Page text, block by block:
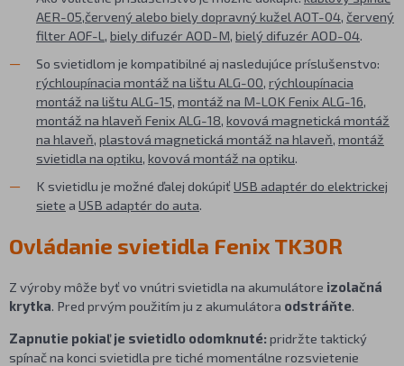
AER-05,červený alebo biely dopravný kužel AOT-04, červený
filter AOF-L , biely difuzér AOD-M, bielý difuzér AOD-04.
So svietidlom je kompatibilné aj nasledujúce príslušenstvo:
rýchloupínacia montáž na lištu ALG-00, rýchloupínacia
montáž na lištu ALG-15, montáž na M-LOK Fenix ALG-16,
montáž na hlaveň Fenix ALG-18, kovová magnetická montáž
na hlaveň, plastová magnetická montáž na hlaveň, montáž
svietidla na optiku, kovová montáž na optiku.
K svietidlu je možné ďalej dokúpiť USB adaptér do elektrickej
siete a USB adaptér do auta.
Ovládanie svietidla Fenix TK30R
Z výroby môže byť vo vnútri svietidla na akumulátore izolačná
krytka. Pred prvým použitím ju z akumulátora odstráňte.
Zapnutie pokiaľ je svietidlo odomknuté:pridržte taktický
spínač na konci svietidla pre tiché momentálne rozsvietenie